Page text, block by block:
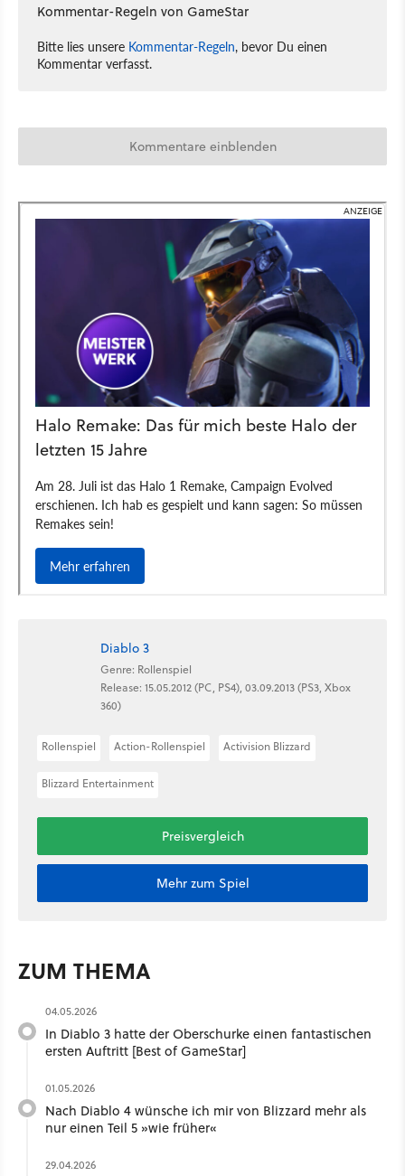
Kommentar-Regeln von GameStar
Bitte lies unsere Kommentar-Regeln, bevor Du einen
Kommentar verfasst.
Kommentare einblenden
Diablo 3
Genre: Rollenspiel
Release: 15.05.2012 (PC, PS4), 03.09.2013 (PS3, Xbox
360)
Rollenspiel Action-Rollenspiel Activision Blizzard
Blizzard Entertainment
Preisvergleich
Mehr zum Spiel
ZUM THEMA
04.05.2026
In Diablo 3 hatte der Oberschurke einen fantastischen
ersten Auftritt [Best of GameStar]
01.05.2026
Nach Diablo 4 wünsche ich mir von Blizzard mehr als
nur einen Teil 5 »wie früher«
29.04.2026